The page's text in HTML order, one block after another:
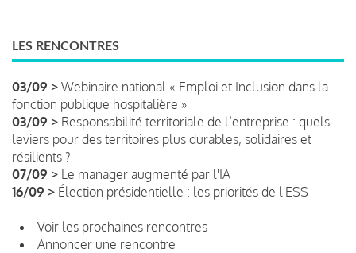
LES RENCONTRES
03/09 > Webinaire national « Emploi et Inclusion dans la
fonction publique hospitalière »
03/09 > Responsabilité territoriale de l’entreprise : quels
leviers pour des territoires plus durables, solidaires et
résilients ?
07/09 > Le manager augmenté par l'IA
16/09 > Élection présidentielle : les priorités de l'ESS
Voir les prochaines rencontres
Annoncer une rencontre